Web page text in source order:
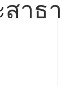
สาธ